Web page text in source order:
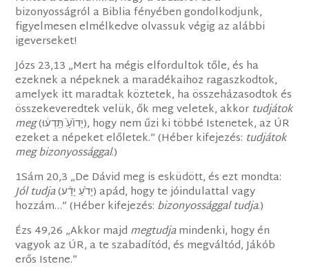
bizonyosságról a Biblia fényében gondolkodjunk,
figyelmesen elmélkedve olvassuk végig az alábbi
igeverseket!
Józs 23,13 „Mert ha mégis elfordultok tőle, és ha
ezeknek a népeknek a maradékaihoz ragaszkodtok,
amelyek itt maradtak köztetek, ha összeházasodtok és
összekeveredtek velük, ők meg veletek, akkor tudjátok
meg(יָדוֹ֙עַ֙ תֵּֽדְע֔וּ), hogy nem űzi ki többé Istenetek, az ÚR
ezeket a népeket előletek.” (Héber kifejezés: tudjátok
meg bizonyossággal.)
1Sám 20,3 „De Dávid meg is esküdött, és ezt mondta:
Jól tudja(יָדֹ֙עַ יָדַ֜ע) apád, hogy te jóindulattal vagy
hozzám…” (Héber kifejezés: bizonyossággal tudja.)
Ézs 49,26 „Akkor majd megtudjamindenki, hogy én
vagyok az ÚR, a te szabadítód, és megváltód, Jákób
erős Istene.”